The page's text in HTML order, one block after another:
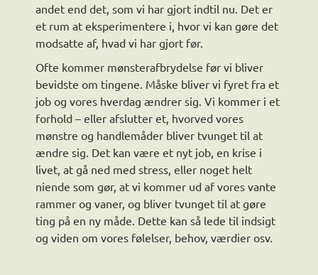
andet end det, som vi har gjort indtil nu. Det er
et rum at eksperimentere i, hvor vi kan gøre det
modsatte af, hvad vi har gjort før.
Ofte kommer mønsterafbrydelse før vi bliver
bevidste om tingene. Måske bliver vi fyret fra et
job og vores hverdag ændrer sig. Vi kommer i et
forhold – eller afslutter et, hvorved vores
mønstre og handlemåder bliver tvunget til at
ændre sig. Det kan være et nyt job, en krise i
livet, at gå ned med stress, eller noget helt
niende som gør, at vi kommer ud af vores vante
rammer og vaner, og bliver tvunget til at gøre
ting på en ny måde. Dette kan så lede til indsigt
og viden om vores følelser, behov, værdier osv.